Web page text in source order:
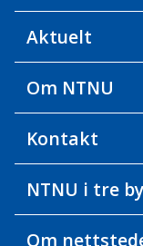
Aktuelt
Om NTNU
Kontakt
NTNU i tre
Om